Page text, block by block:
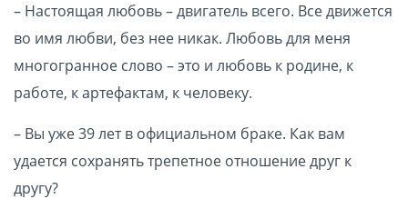
– Настоящая любовь – двигатель всего. Все движется
во имя любви, без нее никак. Любовь для меня
многогранное слово – это и любовь к родине, к
работе, к артефактам, к человеку.
– Вы уже 39 лет в официальном браке. Как вам
удается сохранять трепетное отношение друг к
другу?